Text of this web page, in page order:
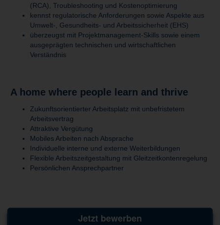
(RCA), Troubleshooting und Kostenoptimierung
kennst regulatorische Anforderungen sowie Aspekte aus
Umwelt-, Gesundheits- und Arbeitssicherheit (EHS)
überzeugst mit Projektmanagement-Skills sowie einem
ausgeprägten technischen und wirtschaftlichen
Verständnis
A home where people learn and thrive
Zukunftsorientierter Arbeitsplatz mit unbefristetem
Arbeitsvertrag
Attraktive Vergütung
Mobiles Arbeiten nach Absprache
Individuelle interne und externe Weiterbildungen
Flexible Arbeitszeitgestaltung mit Gleitzeitkontenregelung
Persönlichen Ansprechpartner
Jetzt bewerben